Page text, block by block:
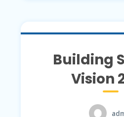
Building
Vision